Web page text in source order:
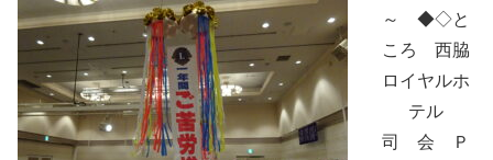
～ ◆◇と
ころ 西脇
ロイヤルホ
テル
司 会 Ｐ